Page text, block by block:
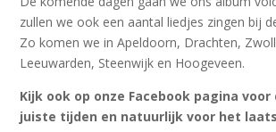
zullen we ook een aantal liedjes zingen bij
Zo komen we in Apeldoorn, Drachten,
Leeuwarden, Steenwijk en Hoogeveen.
Kijk ook op onze Facebook pagina
juiste tijden en natuurlijk voor het